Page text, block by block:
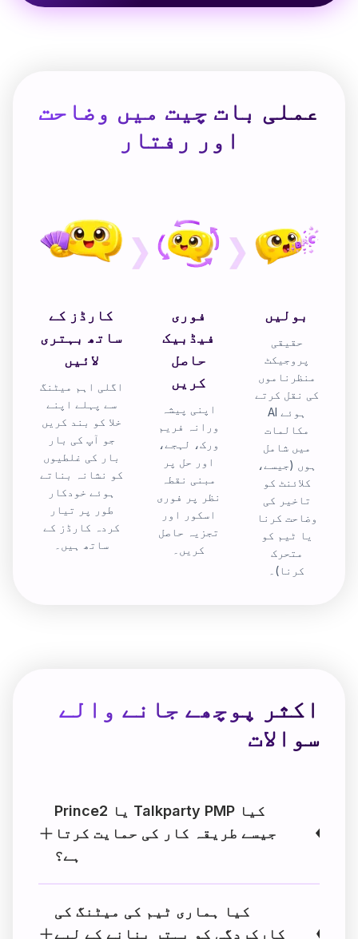
عملی بات چیت میں وضاحت
اور رفتار
بولیں
حقیقی
پروجیکٹ
منظرناموں
کی نقل کرتے
ہوئے AI
مکالمات
میں شامل
ہوں (جیسے،
کلائنٹ کو
تاخیر کی
وضاحت کرنا
یا ٹیم کو
متحرک
کرنا)۔
فوری
فیڈبیک
حاصل
کریں
اپنی پیشہ
ورانہ فریم
ورک، لہجے،
اور حل پر
مبنی نقطہ
نظر پر فوری
اسکور اور
تجزیہ حاصل
کریں۔
کارڈز کے
ساتھ بہتری
لائیں
اگلی اہم میٹنگ
سے پہلے اپنے
خلا کو بند کریں
جو آپ کی بار
بار کی غلطیوں
کو نشانہ بناتے
ہوئے خودکار
طور پر تیار
کردہ کارڈز کے
ساتھ ہیں۔
اکثر پوچھے جانے والے
سوالات
کیا Talkparty PMP یا Prince2
جیسے طریقہ کار کی حمایت کرتا
ہے؟
کیا ہماری ٹیم کی میٹنگ کی
کارکردگی کو بہتر بنانے کے لیے